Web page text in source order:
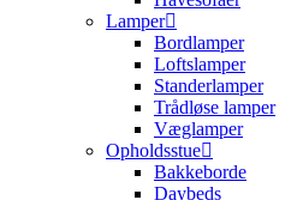
Lamper
Bordlamper
Loftslamper
Standerlamper
Trådløse lamper
Væglamper
Opholdsstue
Bakkeborde
Daybeds